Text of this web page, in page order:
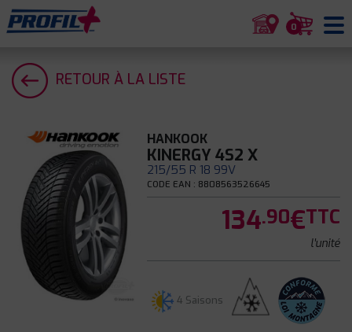
0
RETOUR À LA LISTE
HANKOOK
KINERGY 4S2 X
215/55 R 18 99V
CODE EAN : 8808563526645
134.90€TTC
l'unité
4 Saisons